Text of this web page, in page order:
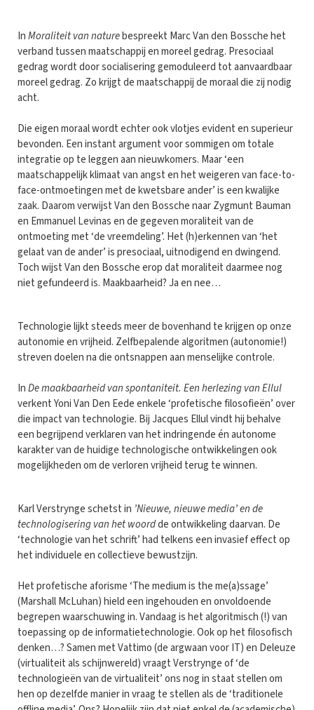
InMoraliteit van naturebespreekt Marc Van den Bossche het
verband tussen maatschappij en moreel gedrag. Presociaal
gedrag wordt door socialisering gemoduleerd tot aanvaardbaar
moreel gedrag. Zo krijgt de maatschappij de moraal die zij nodig
acht.
Die eigen moraal wordt echter ook vlotjes evident en superieur
bevonden. Een instant argument voor sommigen om totale
integratie op te leggen aan nieuwkomers. Maar ‘een
maatschappelijk klimaat van angst en het weigeren van face-to-
face-ontmoetingen met de kwetsbare ander’ is een kwalijke
zaak. Daarom verwijst Van den Bossche naar Zygmunt Bauman
en Emmanuel Levinas en de gegeven moraliteit van de
ontmoeting met ‘de vreemdeling’. Het (h)erkennen van ‘het
gelaat van de ander’ is presociaal, uitnodigend en dwingend.
Toch wijst Van den Bossche erop dat moraliteit daarmee nog
niet gefundeerd is. Maakbaarheid? Ja en nee…
Technologie lijkt steeds meer de bovenhand te krijgen op onze
autonomie en vrijheid. Zelfbepalende algoritmen (autonomie!)
streven doelen na die ontsnappen aan menselijke controle.
InDe maakbaarheid van spontaniteit. Een herlezing van Ellul
verkent Yoni Van Den Eede enkele ‘profetische filosofieën’ over
die impact van technologie. Bij Jacques Ellul vindt hij behalve
een begrijpend verklaren van het indringende én autonome
karakter van de huidige technologische ontwikkelingen ook
mogelijkheden om de verloren vrijheid terug te winnen.
Karl Verstrynge schetst in ’Nieuwe, nieuwe media’ en de
technologisering van het woordde ontwikkeling daarvan. De
‘technologie van het schrift’ had telkens een invasief effect op
het individuele en collectieve bewustzijn.
Het profetische aforisme ‘The medium is the me(a)ssage’
(Marshall McLuhan) hield een ingehouden en onvoldoende
begrepen waarschuwing in. Vandaag is het algoritmisch (!) van
toepassing op de informatietechnologie. Ook op het filosofisch
denken…? Samen met Vattimo (de argwaan voor IT) en Deleuze
(virtualiteit als schijnwereld) vraagt Verstrynge of ‘de
technologieën van de virtualiteit’ ons nog in staat stellen om
hen op dezelfde manier in vraag te stellen als de ‘traditionele